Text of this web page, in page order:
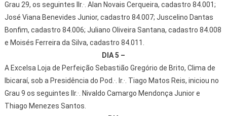
Grau 29, os seguintes IIr.·. Alan Novais Cerqueira, cadastro 84.001;
José Viana Benevides Junior, cadastro 84.007; Juscelino Dantas
Bonfim, cadastro 84.006; Juliano Oliveira Santana, cadastro 84.008
e Moisés Ferreira da Silva, cadastro 84.011.
DIA 5 –
A Excelsa Loja de Perfeição Sebastião Gregório de Brito, Clima de
Ibicaraí, sob a Presidência do Pod.·. Ir.·. Tiago Matos Reis, iniciou no
Grau 9 os seguintes IIr.·. Nivaldo Camargo Mendonça Junior e
Thiago Menezes Santos.